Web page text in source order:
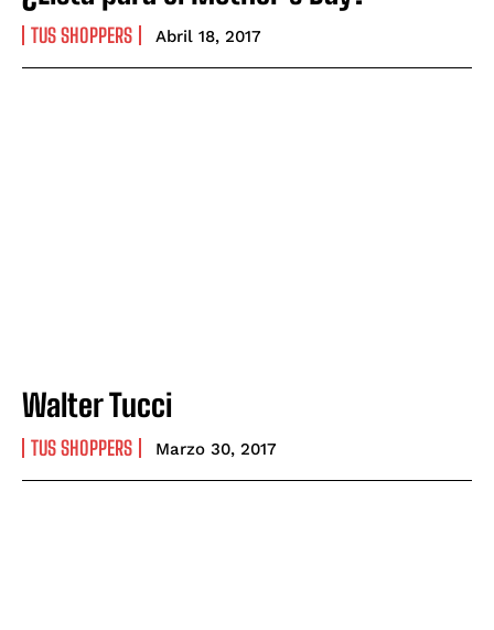
TUS SHOPPERS Abril 18, 2017
Walter Tucci
TUS SHOPPERS Marzo 30, 2017